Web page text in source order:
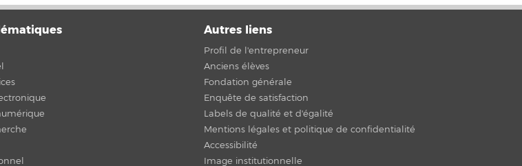
Autres liens
Profil de l'entrepreneur
Anciens élèves
Fondation générale
Enquête de satisfaction
Labels de qualité et d'égalité
Mentions légales et politique de confidentialité
Accessibilité
Image institutionnelle